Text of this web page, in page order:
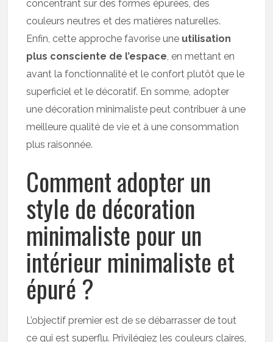
concentrant sur des formes épurées, des
couleurs neutres et des matières naturelles.
Enfin, cette approche favorise une utilisation
plus consciente de l’espace , en mettant en
avant la fonctionnalité et le confort plutôt que le
superficiel et le décoratif. En somme, adopter
une décoration minimaliste peut contribuer à une
meilleure qualité de vie et à une consommation
plus raisonnée.
Comment adopter un
style de décoration
minimaliste pour un
intérieur minimaliste et
épuré ?
L’objectif premier est de se débarrasser de tout
ce qui est superflu. Privilégiez les couleurs claires,